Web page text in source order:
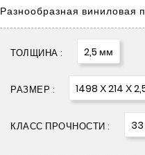
Разнообразная виниловая
ТОЛЩИНА : 2,5 мм
РАЗМЕР : 1498 Х 214 Х
КЛАСС ПРОЧНОСТИ : 33